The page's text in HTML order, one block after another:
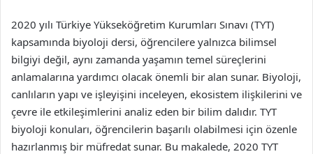
2020 yılı Türkiye Yükseköğretim Kurumları Sınavı (TYT)
kapsamında biyoloji dersi, öğrencilere yalnızca bilimsel
bilgiyi değil, aynı zamanda yaşamın temel süreçlerini
anlamalarına yardımcı olacak önemli bir alan sunar. Biyoloji,
canlıların yapı ve işleyişini inceleyen, ekosistem ilişkilerini ve
çevre ile etkileşimlerini analiz eden bir bilim dalıdır. TYT
biyoloji konuları, öğrencilerin başarılı olabilmesi için özenle
hazırlanmış bir müfredat sunar. Bu makalede, 2020 TYT